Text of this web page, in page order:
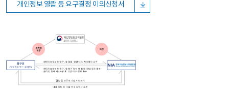
개인정보 열람 등 요구결정 이의신청서